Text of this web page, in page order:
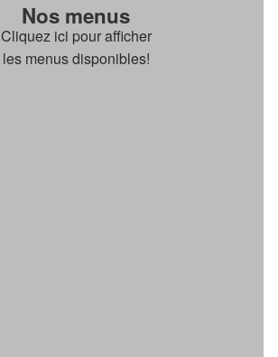
Nos menus
Cliquez ici pour afficher
les menus disponibles!